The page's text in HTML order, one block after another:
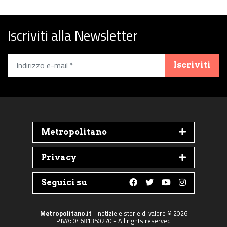
Iscriviti alla Newsletter
Iscriviti
Metropolitano
Privacy
Seguici su
Follow us on
Follow us on
Follow us on
Follow us
Metropolitano.it - notizie e storie di valore © 2026
P.IVA: 04681350270 - All rights reserved